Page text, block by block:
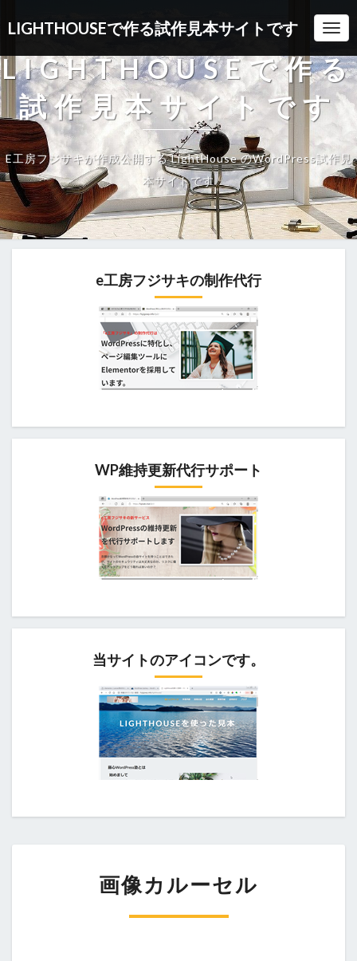
LIGHTHOUSEで作る試作見本サイトです
LIGHTHOUSEで作る
試作見本サイトです
E工房フジサキが作成公開する LightHouse のWordPress試作見
本サイトです
e工房フジサキの制作代行
WP維持更新代行サポート
当サイトのアイコンです。
画像カルーセル